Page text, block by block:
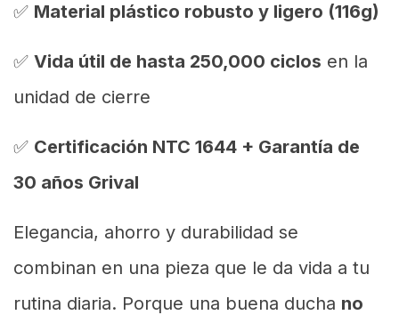
✅ Material plástico robusto y ligero (116g)
✅ Vida útil de hasta 250,000 ciclos en la
unidad de cierre
✅ Certificación NTC 1644 + Garantía de
30 años Grival
Elegancia, ahorro y durabilidad se
combinan en una pieza que le da vida a tu
rutina diaria. Porque una buena ducha no